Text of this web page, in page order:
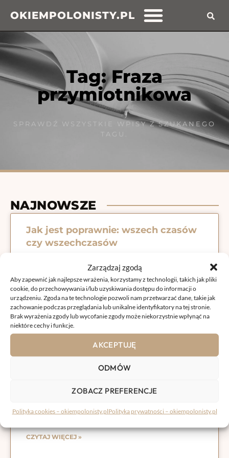
Zarządzaj zgodą
Aby zapewnić jak najlepsze wrażenia, korzystamy z technologii, takich jak pliki
cookie, do przechowywania i/lub uzyskiwania dostępu do informacji o
urządzeniu. Zgoda na te technologie pozwoli nam przetwarzać dane, takie jak
zachowanie podczas przeglądania lub unikalne identyfikatory na tej stronie.
Brak wyrażenia zgody lub wycofanie zgody może niekorzystnie wpłynąć na
niektóre cechy i funkcje.
AKCEPTUJĘ
ODMÓW
ZOBACZ PREFERENCJE
Polityka cookies – okiempolonisty.plPolityka prywatności – okiempolonisty.pl
OKIEMPOLONISTY.PL
Tag: Fraza
przymiotnikowa
SPRAWDŹ WSZYSTKIE WPISY Z SZUKANEGO
TAGU.
NAJNOWSZE
Jak jest poprawnie: wszech czasów
czy wszechczasów
prawidłowa? Sprawdź pisownię i przykłady!
CZYTAJ WIĘCEJ »
20 grudnia, 2023
Jak jest poprawnie: na co dzień czy
prawidłowa? Sprawdź pisownię i przykłady!
CZYTAJ WIĘCEJ »